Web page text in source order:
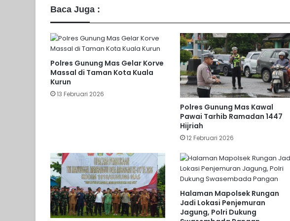
Baca Juga :
Polres Gunung Mas Gelar Korve
Massal di Taman Kota Kuala
Kurun
13 Februari 2026
Polres Gunung Mas Kawal
Pawai Tarhib Ramadan 1447
Hijriah
12 Februari 2026
Halaman Mapolsek Rungan
Jadi Lokasi Penjemuran
Jagung, Polri Dukung